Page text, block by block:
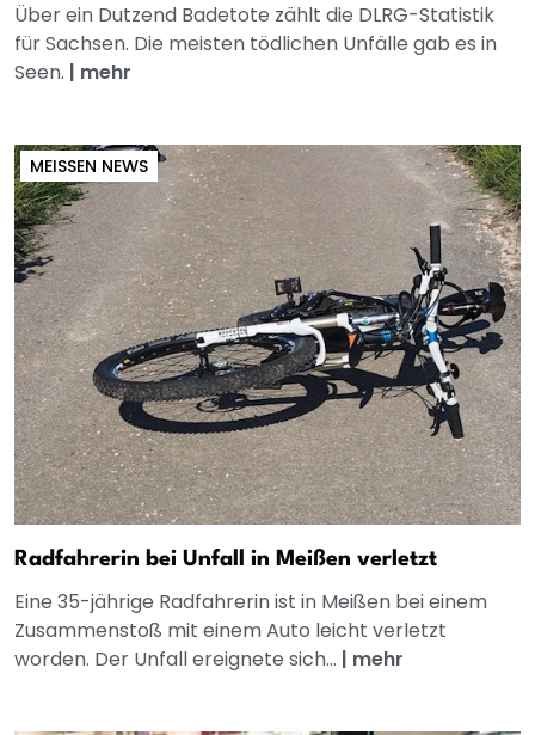
Über ein Dutzend Badetote zählt die DLRG-Statistik
für Sachsen. Die meisten tödlichen Unfälle gab es in
Seen. | mehr
MEISSEN NEWS
Radfahrerin bei Unfall in Meißen verletzt
Eine 35-jährige Radfahrerin ist in Meißen bei einem
Zusammenstoß mit einem Auto leicht verletzt
worden. Der Unfall ereignete sich... | mehr